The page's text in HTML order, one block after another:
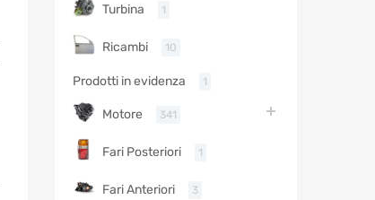
Turbina 1
Ricambi 10
Prodotti in evidenza 1
Motore 341
Fari Posteriori 1
Fari Anteriori 3